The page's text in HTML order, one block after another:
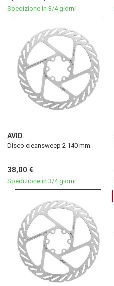
Spedizione in 3/4 giorni
AVID
Disco cleansweep 2 140 mm
38,00 €
Spedizione in 3/4 giorni